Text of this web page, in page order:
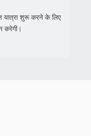
शुरू करने के लिए
करेगी।